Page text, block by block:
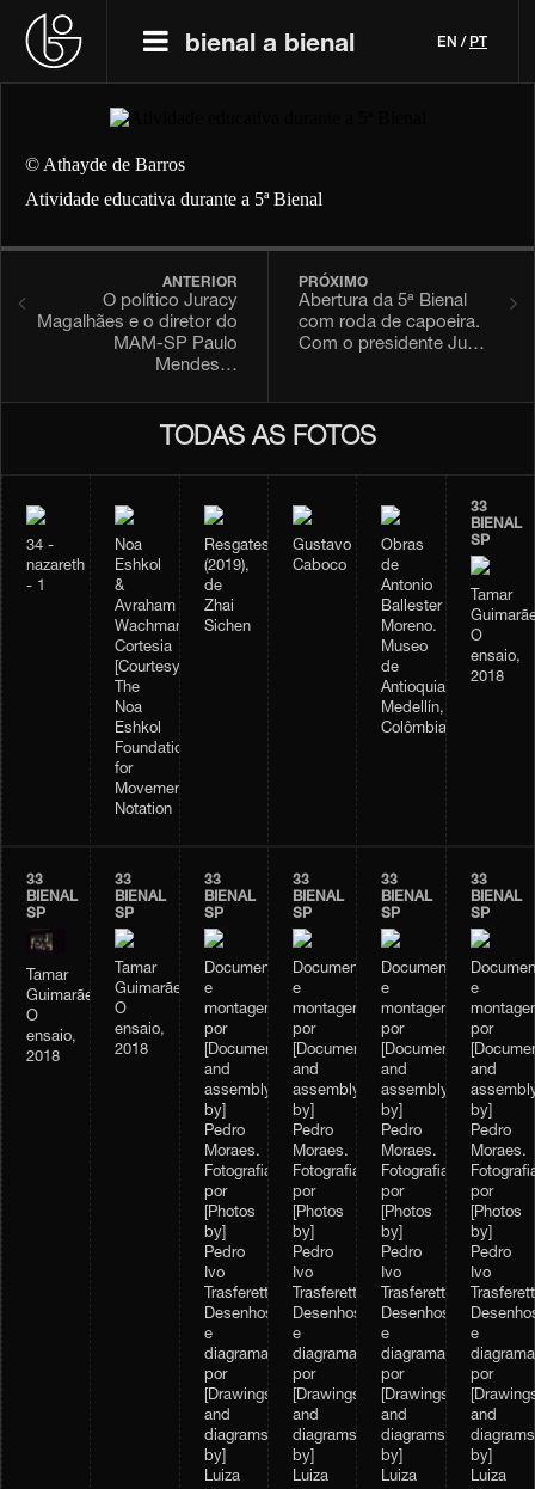
bienal a bienal EN / PT
© Athayde de Barros
Atividade educativa durante a 5ª Bienal
ANTERIOR
O político Juracy
Magalhães e o diretor do
MAM-SP Paulo
Mendes…
PRÓXIMO
Abertura da 5ª Bienal
com roda de capoeira.
Com o presidente Ju…
TODAS AS FOTOS
34 -
nazareth
- 1
Noa
Eshkol
&
Avraham
Wachman
Cortesia
[Courtesy]:
The
Noa
Eshkol
Foundation
for
Movement
Notation
Resgates
(2019),
de
Zhai
Sichen
Gustavo
Caboco
Obras
de
Antonio
Ballester
Moreno.
Museo
de
Antioquia.
Medellín,
Colômbia.
33
BIENAL
SP
Tamar
O
ensaio,
2018
33
BIENAL
SP
Tamar
Guimarães,
O
ensaio,
2018
33
BIENAL
SP
Tamar
Guimarães,
O
ensaio,
2018
33
BIENAL
SP
Documentação
e
montagem
por
[Documentation
and
assembly
by]
Pedro
Moraes.
Fotografias
por
[Photos
by]
Pedro
Ivo
Trasferetti.
Desenhos
e
diagramas,
por
[Drawings
and
diagrams
by]
Luiza
33
BIENAL
SP
Documentação
e
montagem
por
[Documentation
and
assembly
by]
Pedro
Moraes.
Fotografias
por
[Photos
by]
Pedro
Ivo
Trasferetti.
Desenhos
e
diagramas,
por
[Drawings
and
diagrams
by]
Luiza
33
BIENAL
SP
Documentação
e
montagem
por
[Documentation
and
assembly
by]
Pedro
Moraes.
Fotografias
por
[Photos
by]
Pedro
Ivo
Trasferetti.
Desenhos
e
diagramas,
por
[Drawings
and
diagrams
by]
Luiza
33
BIENAL
SP
e
por
and
by]
Pedro
Moraes.
por
[Photos
by]
Pedro
Ivo
e
por
and
diagrams
by]
Luiza